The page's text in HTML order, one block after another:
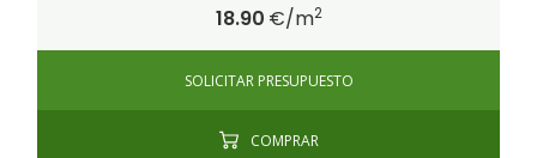
18.90 €/m2
SOLICITAR PRESUPUESTO
COMPRAR